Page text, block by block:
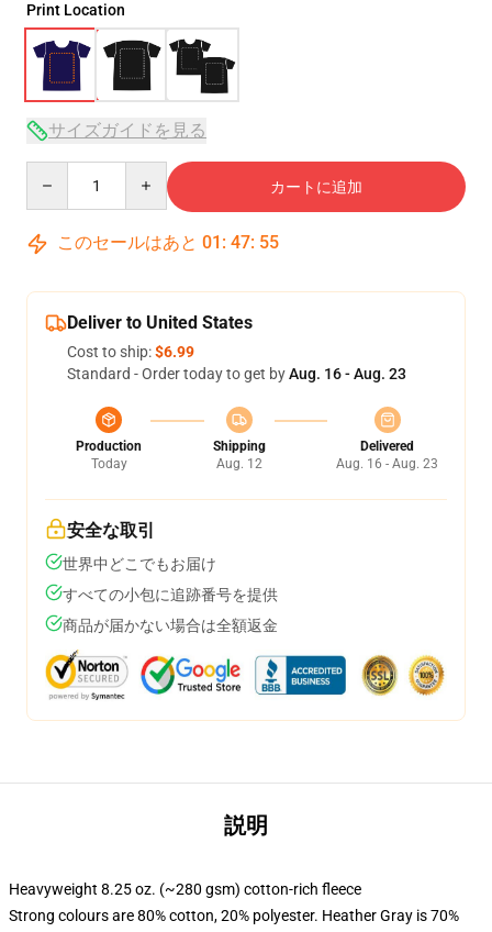
Print Location
サイズガイドを見る
カートに追加
このセールはあと 01 : 47: 54
Deliver to United States
Cost to ship:$6.99
Standard - Order today to get byAug. 16 - Aug. 23
Production
Today
Shipping
Aug. 12
Delivered
Aug. 16 - Aug. 23
安全な取引
世界中どこでもお届け
すべての小包に追跡番号を提供
商品が届かない場合は全額返金
説明
Heavyweight 8.25 oz. (~280 gsm) cotton-rich fleece
Strong colours are 80% cotton, 20% polyester. Heather Gray is 70%